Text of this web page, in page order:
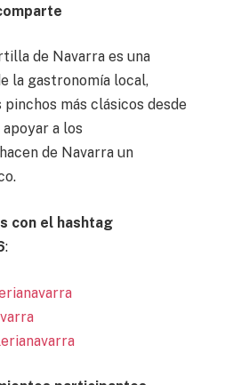
de Navarra es una
la gastronomía local,
más clásicos desde
a los
de Navarra un
con el hashtag
: